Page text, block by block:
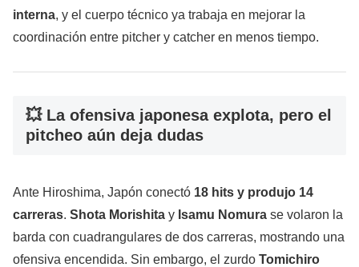
interna, y el cuerpo técnico ya trabaja en mejorar la
coordinación entre pitcher y catcher en menos tiempo.
💥 La ofensiva japonesa explota, pero el
pitcheo aún deja dudas
Ante Hiroshima, Japón conectó 18 hits y produjo 14
carreras. Shota Morishita y Isamu Nomura se volaron la
barda con cuadrangulares de dos carreras, mostrando una
ofensiva encendida. Sin embargo, el zurdo Tomichiro